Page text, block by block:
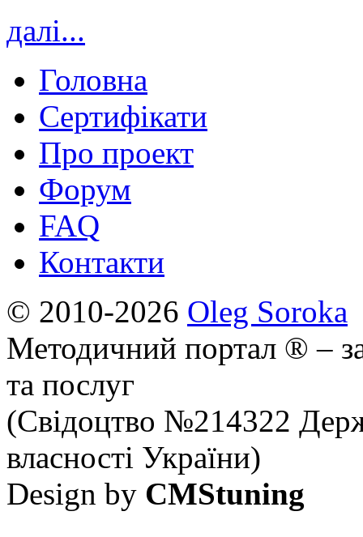
далі...
Головна
Сертифікати
Про проект
Форум
FAQ
Контакти
© 2010-2026 Oleg Soroka
Методичний портал ® –
та послуг
(Свідоцтво №214322
власності України)
Design by CMStuning